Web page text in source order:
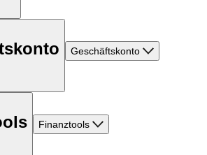
Geschäftskonto
Finanztools